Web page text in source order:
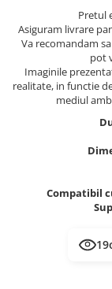
Exquisit 8 mm
Herringbone 8 mm
Mammut 12 mm
Progress 10 mm
Robusto 12 mm
Pretul
Asiguram livrare
Va recomandam
pot
Imaginile
realitate, in functie
mediul
Compatibil
19